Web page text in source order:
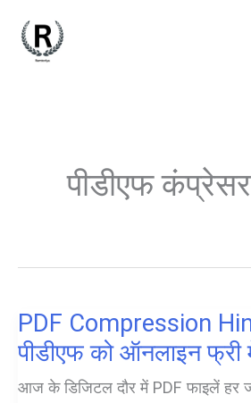
पीडीएफ कंप्रेसर
PDF Compression
पीडीएफ को ऑनलाइन
आज के डिजिटल दौर में PDF फाइलें हर